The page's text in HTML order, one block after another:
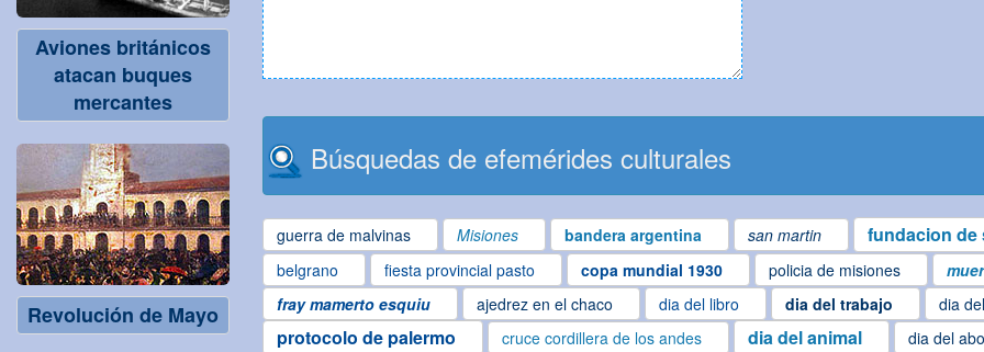
Aviones británicos
atacan buques
mercantes
Revolución de Mayo
Búsquedas de efemérides culturales
guerra de malvinas Misiones bandera argentina san martin fundacion de
belgrano fiesta provincial pasto copa mundial 1930 policia de misiones
fray mamerto esquiu
ajedrez en el chaco dia del libro dia del trabajo dia
protocolo de palermo cruce cordillera de los andes dia del animal dia del